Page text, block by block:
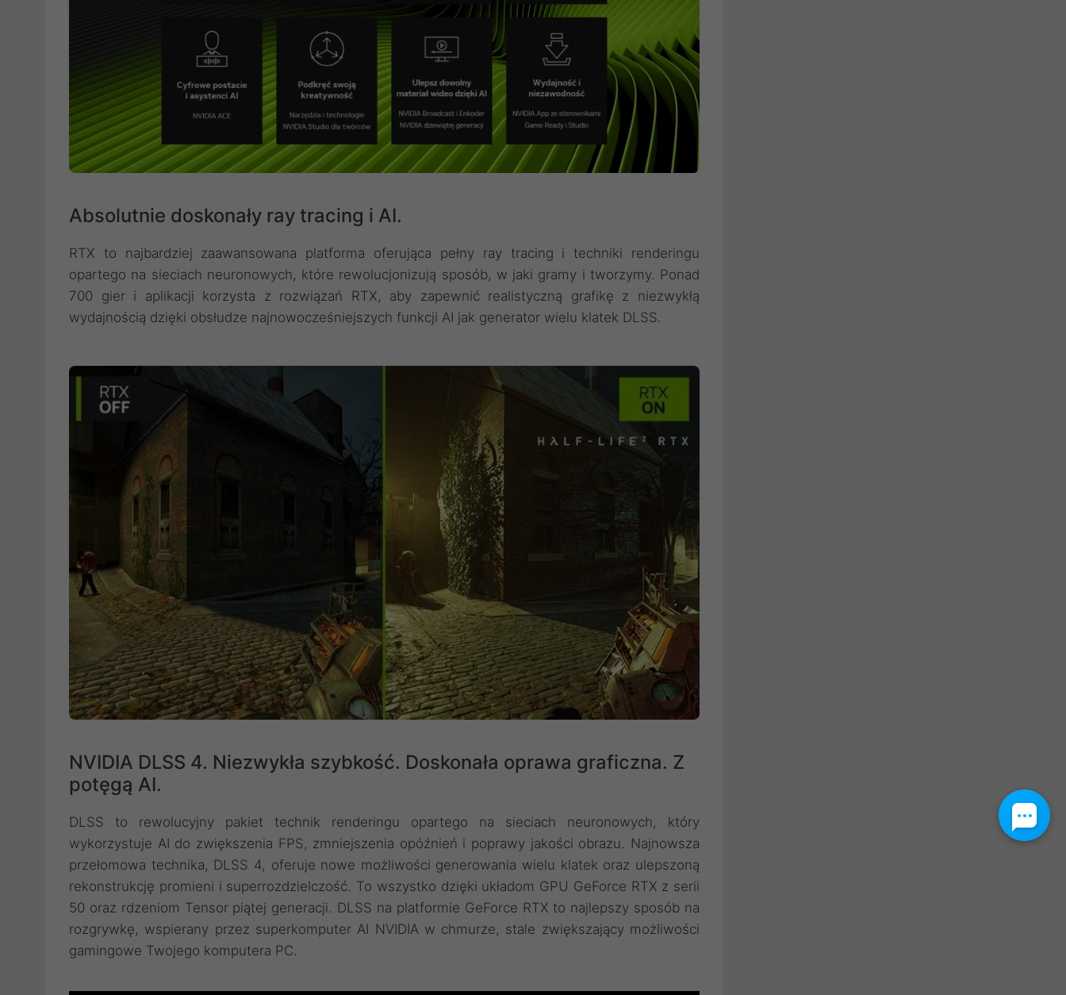
Absolutnie doskonały ray tracing i AI.
RTX to najbardziej zaawansowana platforma oferująca pełny ray tracing i techniki renderingu
opartego na sieciach neuronowych, które rewolucjonizują sposób, w jaki gramy i tworzymy. Ponad
700 gier i aplikacji korzysta z rozwiązań RTX, aby zapewnić realistyczną grafikę z niezwykłą
wydajnością dzięki obsłudze najnowocześniejszych funkcji AI jak generator wielu klatek DLSS.
NVIDIA DLSS 4. Niezwykła szybkość. Doskonała oprawa graficzna. Z
potęgą AI.
DLSS to rewolucyjny pakiet technik renderingu opartego na sieciach neuronowych, który
wykorzystuje AI do zwiększenia FPS, zmniejszenia opóźnień i poprawy jakości obrazu. ‌Najnowsza
przełomowa technika, DLSS 4, oferuje nowe możliwości generowania wielu klatek oraz ulepszoną
rekonstrukcję promieni i superrozdzielczość. To wszystko dzięki układom GPU GeForce RTX z serii
50 oraz rdzeniom Tensor piątej generacji. DLSS na platformie GeForce RTX to najlepszy sposób na
rozgrywkę, wspierany przez superkomputer AI NVIDIA w chmurze, stale zwiększający możliwości
gamingowe Twojego komputera PC.